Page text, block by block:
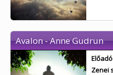
Avalon - Anne Gudrun
Zenei